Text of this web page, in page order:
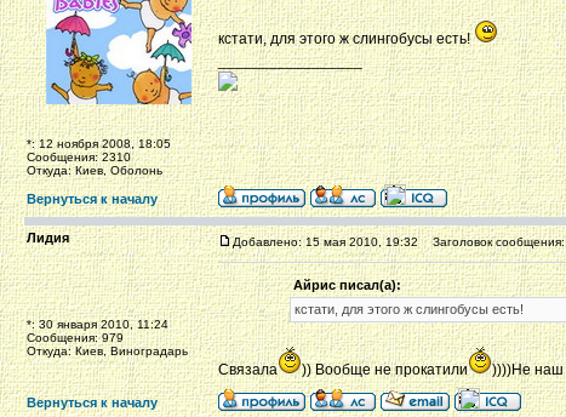
*: 12 ноября 2008, 18:05
Сообщения: 2310
Откуда: Киев, Оболонь
кстати, для этого ж слингобусы есть!
_________________
Вернуться к началу
Лидия
*: 30 января 2010, 11:24
Сообщения: 979
Откуда: Киев, Виноградарь
Добавлено: 15 мая 2010, 19:32 Заголовок сообщения:
Айрис писал(а):
кстати, для этого ж слингобусы есть!
Связала )) Вообще не прокатили ))))Не наш
Вернуться к началу